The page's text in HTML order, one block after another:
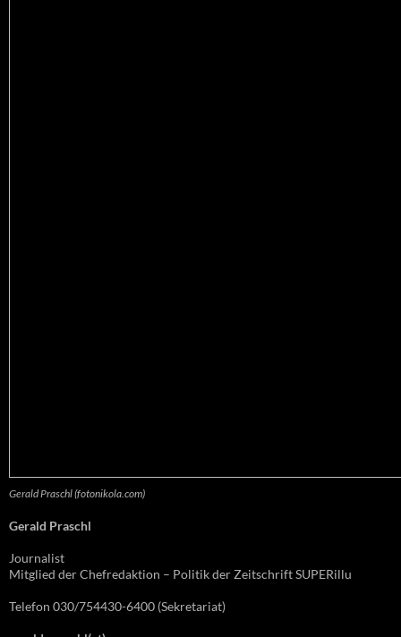
Gerald Praschl (fotonikola.com)
Gerald Praschl
Journalist
Mitglied der Chefredaktion – Politik der Zeitschrift SUPERillu
Telefon 030/754430-6400 (Sekretariat)